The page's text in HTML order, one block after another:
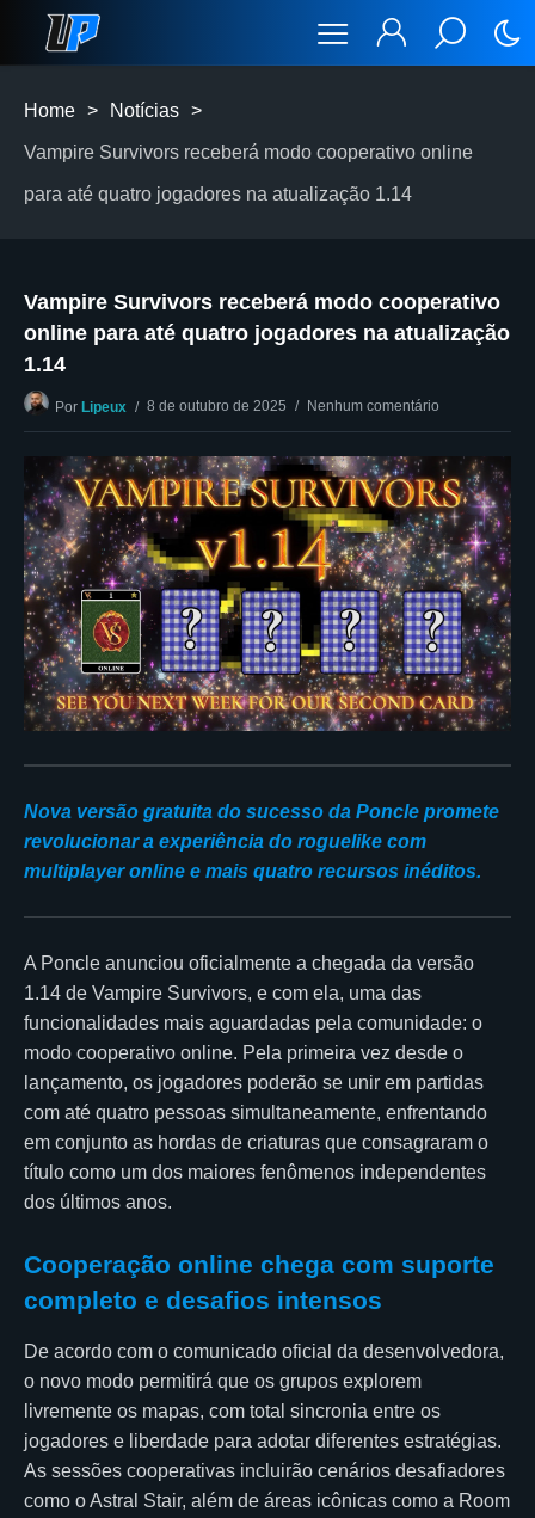
Home > Notícias >
Vampire Survivors receberá modo cooperativo online
para até quatro jogadores na atualização 1.14
Vampire Survivors receberá modo cooperativo
online para até quatro jogadores na atualização
1.14
Por Lipeux 8 de outubro de 2025 Nenhum comentário
Nova versão gratuita do sucesso da Poncle promete
revolucionar a experiência do roguelike com
multiplayer online e mais quatro recursos inéditos.
A Poncle anunciou oficialmente a chegada da versão
1.14 de Vampire Survivors, e com ela, uma das
funcionalidades mais aguardadas pela comunidade: o
modo cooperativo online. Pela primeira vez desde o
lançamento, os jogadores poderão se unir em partidas
com até quatro pessoas simultaneamente, enfrentando
em conjunto as hordas de criaturas que consagraram o
título como um dos maiores fenômenos independentes
dos últimos anos.
Cooperação online chega com suporte
completo e desafios intensos
De acordo com o comunicado oficial da desenvolvedora,
o novo modo permitirá que os grupos explorem
livremente os mapas, com total sincronia entre os
jogadores e liberdade para adotar diferentes estratégias.
As sessões cooperativas incluirão cenários desafiadores
como o Astral Stair, além de áreas icônicas como a Room